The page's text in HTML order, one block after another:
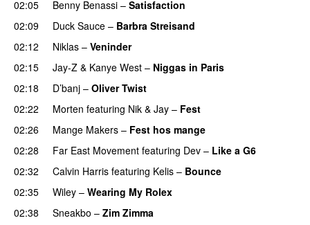
02:05 Benny Benassi – Satisfaction
02:09
Duck Sauce – Barbra Streisand
02:12
Niklas – Veninder
02:15
Jay-Z & Kanye West – Niggas in Paris
02:18
D’banj – Oliver Twist
02:22
Morten featuring Nik & Jay – Fest
02:26
Mange Makers – Fest hos mange
02:28
Far East Movement featuring Dev – Like a G6
02:32
Calvin Harris featuring Kelis – Bounce
02:35
Wiley – Wearing My Rolex
02:38
Sneakbo – Zim Zimma